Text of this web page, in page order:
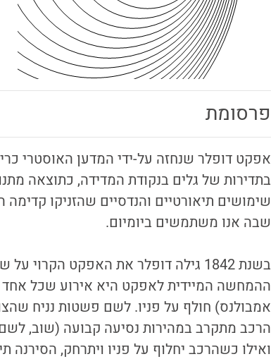
פרסומת
בתדירות של גלים בנקודת המדידה, כתוצאה
שימושים תיאורטיים והנדסיים שהזניקו
שבה אנו משתמשים ביומיום.
ההמחשה המיידית לאפקט היא אירוע שכל אחד
אמבולנס) חולף על פניו. לשם פשטות נניח
הרכב מתקרב במהירות נסיעה קבועה (שוב,